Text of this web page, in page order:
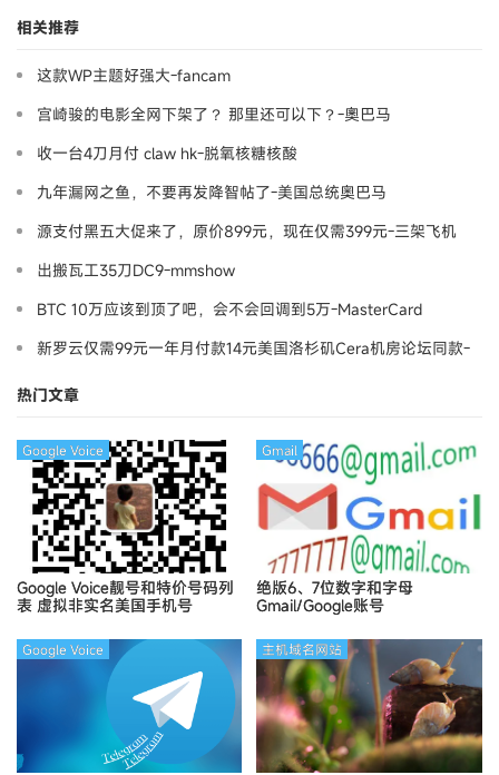
相关推荐
这款WP主题好强大-fancam
宫崎骏的电影全网下架了？ 那里还可以下？-奧巴马
收一台4刀月付 claw hk-脱氧核糖核酸
九年漏网之鱼，不要再发降智帖了-美国总统奥巴马
源支付黑五大促来了，原价899元，现在仅需399元-三架飞机
出搬瓦工35刀DC9-mmshow
BTC 10万应该到顶了吧，会不会回调到5万-MasterCard
新罗云仅需99元一年月付款14元美国洛杉矶Cera机房论坛同款-
热门文章
Google Voice靓号和特价号码列
表 虚拟非实名美国手机号
Google Voice
绝版6、7位数字和字母
Gmail/Google账号
Gmail
Google Voice 主机域名网站